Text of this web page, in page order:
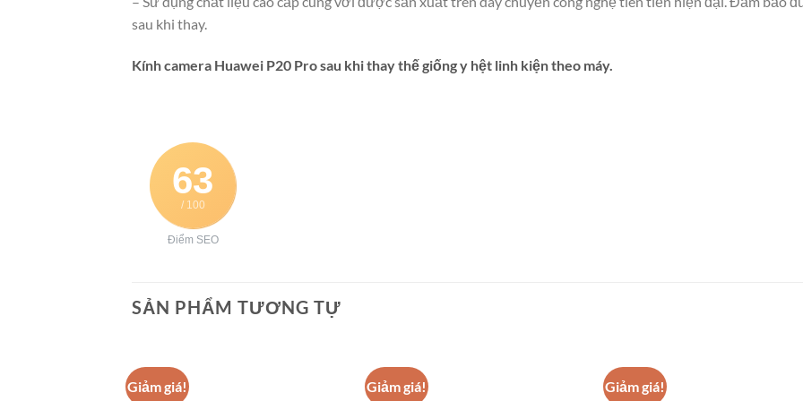
sau khi thay.
Kính camera Huawei P20 Pro sau khi thay thế giống y hệt linh kiện theo máy.
63
/ 100
Điểm SEO
SẢN PHẨM TƯƠNG TỰ
Giảm giá! Giảm giá! Giảm giá!